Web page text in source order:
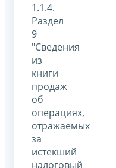
1.1.4.
Раздел
9
"Сведения
из
книги
продаж
об
операциях,
отражаемых
за
истекший
налоговый